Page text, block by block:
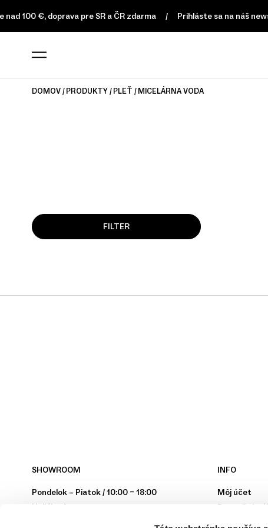
100 €, doprava pre SR a ČR zdarma Prihláste sa na náš
DOMOV PRODUKTY PLEŤ MICELÁRNA VODA
FILTER
SHOWROOM
Pondelok – Piatok / 10:00 – 18:00
Hollého 4
INFO
Môj účet
Bezpečný